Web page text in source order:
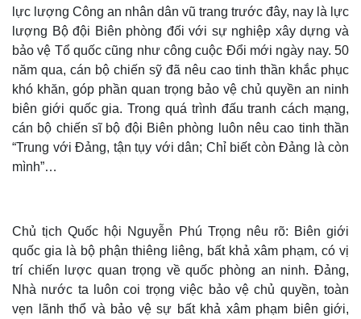
Thế giới
Cuộc sống đó đây
Hồ sơ
Multimedia
Ảnh
E-Magazine
Infographic
lực lượng Công an nhân dân vũ trang trước đây, nay là lực
lượng Bộ đội Biên phòng đối với sự nghiệp xây dựng và
bảo vệ Tổ quốc cũng như công cuộc Đổi mới ngày nay. 50
năm qua, cán bộ chiến sỹ đã nêu cao tinh thần khắc phục
khó khăn, góp phần quan trọng bảo vệ chủ quyền an ninh
biên giới quốc gia. Trong quá trình đấu tranh cách mạng,
cán bộ chiến sĩ bộ đội Biên phòng luôn nêu cao tinh thần
“Trung với Đảng, tận tụy với dân; Chỉ biết còn Đảng là còn
mình”…
Chủ tịch Quốc hội Nguyễn Phú Trọng nêu rõ: Biên giới
quốc gia là bộ phận thiêng liêng, bất khả xâm phạm, có vị
trí chiến lược quan trọng về quốc phòng an ninh. Đảng,
Nhà nước ta luôn coi trọng việc bảo vệ chủ quyền, toàn
vẹn lãnh thổ và bảo vệ sự bất khả xâm phạm biên giới,